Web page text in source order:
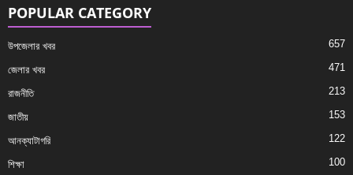
POPULAR CATEGORY
উপজেলার খবর 657
জেলার খবর 471
রাজনীতি 213
জাতীয় 153
আনক্যাটাগরি 122
শিক্ষা 100